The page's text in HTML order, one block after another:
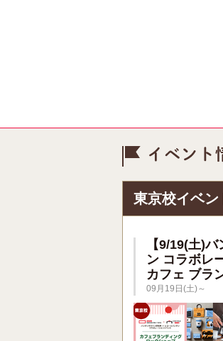
東京校イベン
【9/19(土)
ン コラボレ
カフェ ブラ
09月19日(土)～